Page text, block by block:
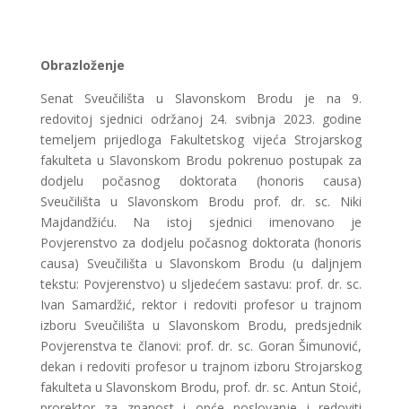
Obrazloženje
Senat Sveučilišta u Slavonskom Brodu je na 9.
redovitoj sjednici održanoj 24. svibnja 2023. godine
temeljem prijedloga Fakultetskog vijeća Strojarskog
fakulteta u Slavonskom Brodu pokrenuo postupak za
dodjelu počasnog doktorata (honoris causa)
Sveučilišta u Slavonskom Brodu prof. dr. sc. Niki
Majdandžiću. Na istoj sjednici imenovano je
Povjerenstvo za dodjelu počasnog doktorata (honoris
causa) Sveučilišta u Slavonskom Brodu (u daljnjem
tekstu: Povjerenstvo) u sljedećem sastavu: prof. dr. sc.
Ivan Samardžić, rektor i redoviti profesor u trajnom
izboru Sveučilišta u Slavonskom Brodu, predsjednik
Povjerenstva te članovi: prof. dr. sc. Goran Šimunović,
dekan i redoviti profesor u trajnom izboru Strojarskog
fakulteta u Slavonskom Brodu, prof. dr. sc. Antun Stoić,